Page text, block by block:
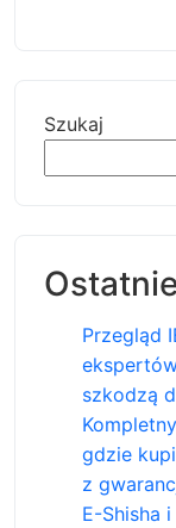
Szukaj
Przegląd
szkodzą
gdzie
z
E-Shisha